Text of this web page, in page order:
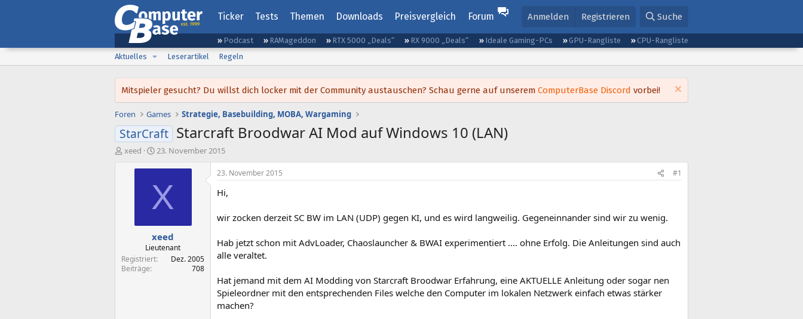
Ticker Tests Themen Downloads Preisvergleich Forum Anmelden Registrieren Suche
Podcast RAMageddon RTX 5000 „Deals“ RX 9000 „Deals“ Ideale Gaming-PCs GPU-Rangliste
CPU-Rangliste
Aktuelles
Leserartikel Regeln
Mitspieler gesucht? Du willst dich locker mit der Community austauschen? Schau gerne auf unserem ComputerBase Discord vorbei!
Foren Games Strategie, Basebuilding, MOBA, Wargaming
StarCraft Starcraft Broodwar AI Mod auf Windows 10 (LAN)
E
xeed
E
s
e
l
t
a
m
23. November 2015
X
xeed
Lieutenant
Registriert
Dez. 2005
Beiträge
708
23. November 2015 #1
Hi,
wir zocken derzeit SC BW im LAN (UDP) gegen KI, und es wird langweilig. Gegeneinnander sind wir zu wenig.
Hab jetzt schon mit AdvLoader, Chaoslauncher & BWAI experimentiert .... ohne Erfolg. Die Anleitungen sind auch
alle veraltet.
Hat jemand mit dem AI Modding von Starcraft Broodwar Erfahrung, eine AKTUELLE Anleitung oder sogar nen
Spieleordner mit den entsprechenden Files welche den Computer im lokalen Netzwerk einfach etwas stärker
machen?